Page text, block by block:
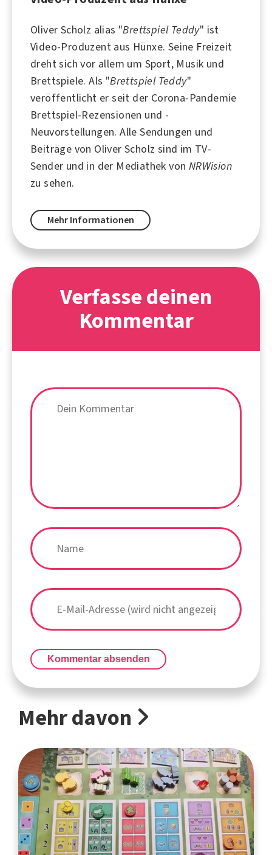
Oliver Scholz alias "Brettspiel Teddy" ist
Video-Produzent aus Hünxe. Seine Freizeit
dreht sich vor allem um Sport, Musik und
Brettspiele. Als "Brettspiel Teddy"
veröffentlicht er seit der Corona-Pandemie
Brettspiel-Rezensionen und -
Neuvorstellungen. Alle Sendungen und
Beiträge von Oliver Scholz sind im TV-
Sender und in der Mediathek von NRWision
zu sehen.
Mehr Informationen
Verfasse deinen
Kommentar
Kommentar absenden
Mehr davon